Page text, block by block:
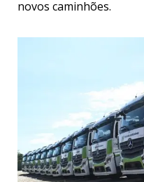
novos caminhões.